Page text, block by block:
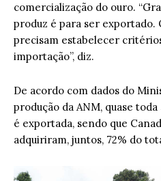
comercialização do ouro.
produz é para ser exportado.
precisam estabelecer
importação”, diz.
De acordo com dados do
produção da ANM, quase
é exportada, sendo que
adquiriram, juntos, 72% do